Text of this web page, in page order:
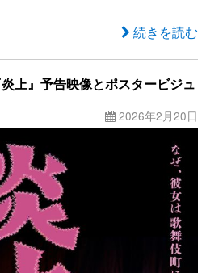
続きを読む
上』予告映像とポスタービジュ
2026年2月20日